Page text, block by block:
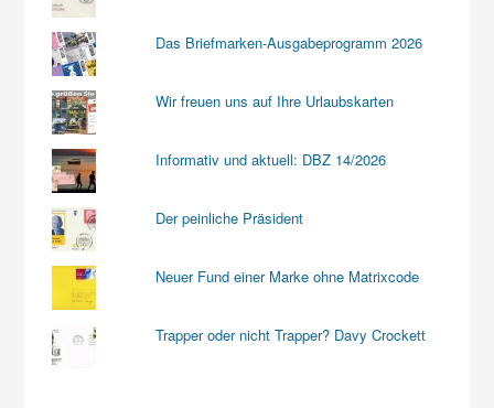
Das Briefmarken-Ausgabeprogramm 2026
Wir freuen uns auf Ihre Urlaubskarten
Informativ und aktuell: DBZ 14/2026
Der peinliche Präsident
Neuer Fund einer Marke ohne Matrixcode
Trapper oder nicht Trapper? Davy Crockett